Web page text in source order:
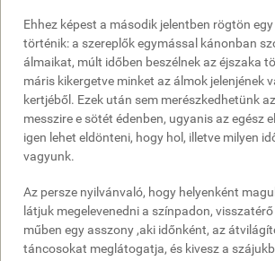
Ehhez képest a második jelentben rögtön
történik: a szereplők egymással kánonban
álmaikat, múlt időben beszélnek az éjszaka
máris kikergetve minket az álmok jelenjének
kertjéből. Ezek után sem merészkedhetünk
messzire e sötét édenben, ugyanis az egész
igen lehet eldönteni, hogy hol, illetve milyen
vagyunk.
Az persze nyilvánvaló, hogy helyenként
látjuk megelevenedni a színpadon,
műben egy asszony ,aki időnként, az
táncosokat meglátogatja, és kivesz a